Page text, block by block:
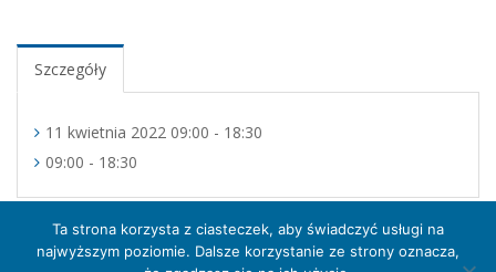
Szczegóły
11 kwietnia 2022 09:00 - 18:30
09:00 - 18:30
Ta strona korzysta z ciasteczek, aby świadczyć usługi na
najwyższym poziomie. Dalsze korzystanie ze strony oznacza,